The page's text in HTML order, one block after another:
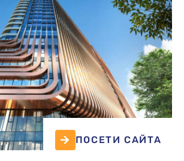
ПОСЕТИ САЙТА